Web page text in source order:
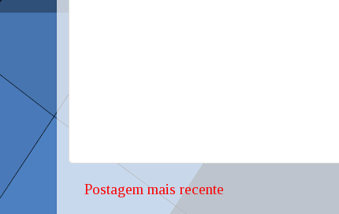
Postagem mais recente